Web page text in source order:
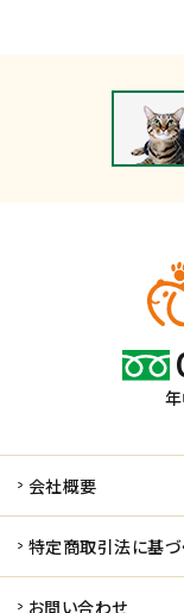
年
会社概要
特定商取引法に基づ
お問い合わせ